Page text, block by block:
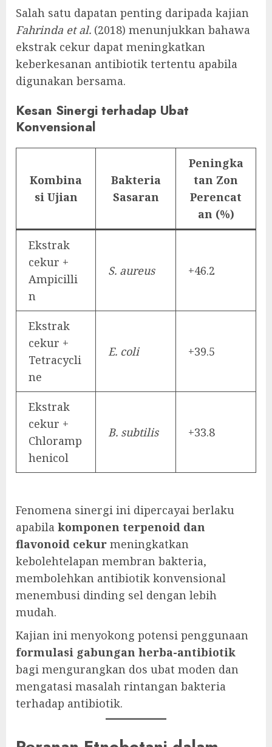
Salah satu dapatan penting daripada kajian
Fahrinda et al. (2018) menunjukkan bahawa
ekstrak cekur dapat meningkatkan
keberkesanan antibiotik tertentu apabila
digunakan bersama.
Kesan Sinergi terhadap Ubat
Konvensional
Kombina
si Ujian
Bakteria
Sasaran
Peningka
tan Zon
Perencat
an (%)
Ekstrak
cekur +
Ampicilli
n
S. aureus +46.2
Ekstrak
cekur +
Tetracycli
ne
E. coli +39.5
Ekstrak
cekur +
Chloramp
henicol
B. subtilis +33.8
Fenomena sinergi ini dipercayai berlaku
apabila komponen terpenoid dan
flavonoid cekur meningkatkan
kebolehtelapan membran bakteria,
membolehkan antibiotik konvensional
menembusi dinding sel dengan lebih
mudah.
Kajian ini menyokong potensi penggunaan
formulasi gabungan herba-antibiotik
bagi mengurangkan dos ubat moden dan
mengatasi masalah rintangan bakteria
terhadap antibiotik.